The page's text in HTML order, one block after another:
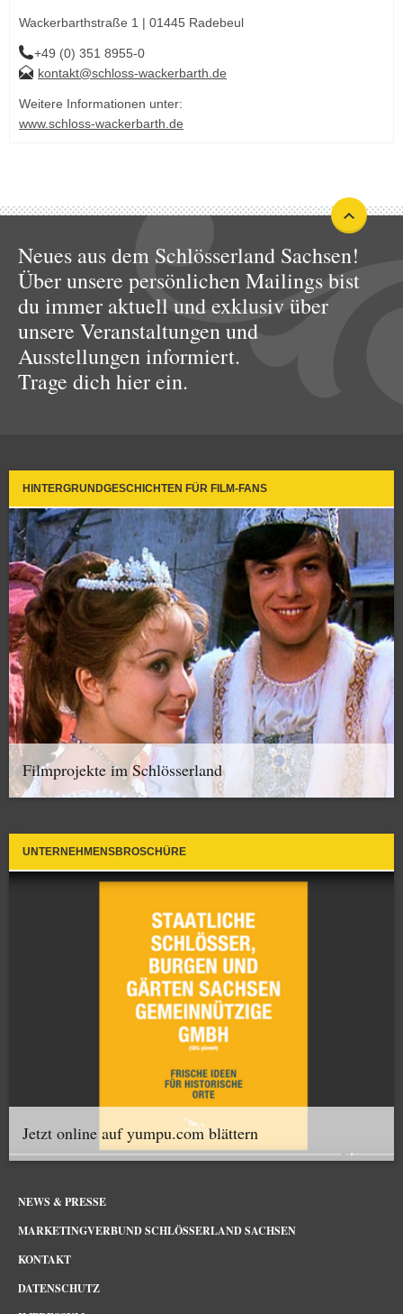
Wackerbarthstraße 1 | 01445 Radebeul
+49 (0) 351 8955-0
kontakt@schloss-wackerbarth.de
Weitere Informationen unter:
www.schloss-wackerbarth.de
Neues aus dem Schlösserland Sachsen!
Über unsere persönlichen Mailings bist
du immer aktuell und exklusiv über
unsere Veranstaltungen und
Ausstellungen informiert.
Trage dich hier ein.
HINTERGRUNDGESCHICHTEN FÜR FILM-FANS
Filmprojekte im Schlösserland
UNTERNEHMENSBROSCHÜRE
Jetzt online auf yumpu.com blättern
NEWS & PRESSE
MARKETINGVERBUND SCHLÖSSERLAND SACHSEN
KONTAKT
DATENSCHUTZ